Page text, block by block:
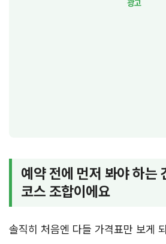
예약 전에 먼저 봐야 하는
코스 조합이에요
솔직히 처음엔 다들 가격표만 보게